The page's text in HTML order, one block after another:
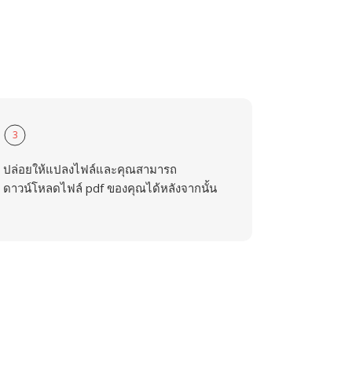
3
ปล่อยให้แปลงไฟล์และคุณสามารถ
ดาวน์โหลดไฟล์ pdf ของคุณได้หลังจากนั้น